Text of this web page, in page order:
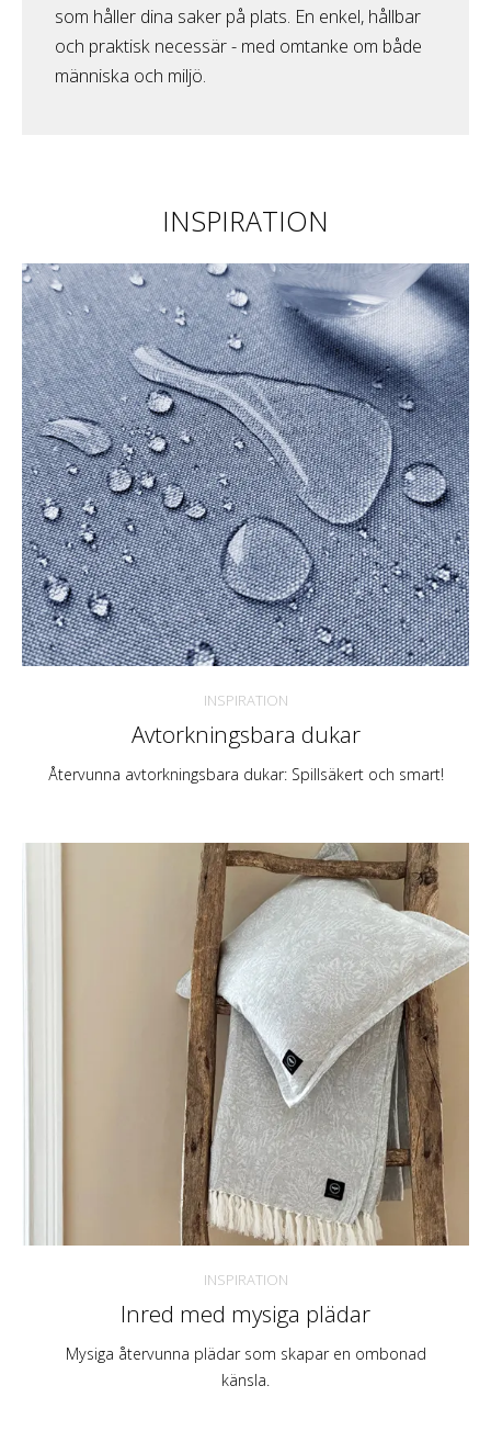
som håller dina saker på plats. En enkel, hållbar
och praktisk necessär - med omtanke om både
människa och miljö.
INSPIRATION
INSPIRATION
Avtorkningsbara dukar
Återvunna avtorkningsbara dukar: Spillsäkert och smart!
INSPIRATION
Inred med mysiga plädar
Mysiga återvunna plädar som skapar en ombonad
känsla.